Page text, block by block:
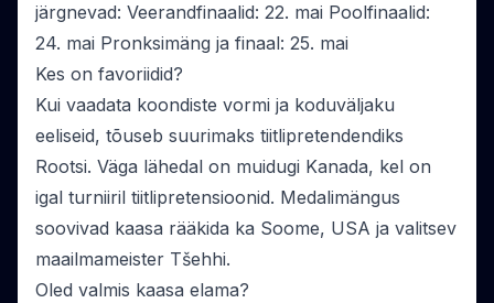
järgnevad: Veerandfinaalid: 22. mai Poolfinaalid:
24. mai Pronksimäng ja finaal: 25. mai
Kes on favoriidid?
Kui vaadata koondiste vormi ja koduväljaku
eeliseid, tõuseb suurimaks tiitlipretendendiks
Rootsi. Väga lähedal on muidugi Kanada, kel on
igal turniiril tiitlipretensioonid. Medalimängus
soovivad kaasa rääkida ka Soome, USA ja valitsev
maailmameister Tšehhi.
Oled valmis kaasa elama?